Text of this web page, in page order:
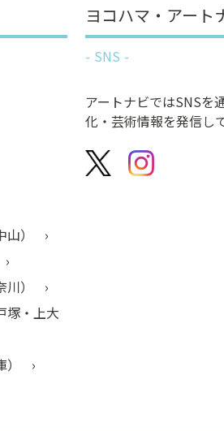
）
）
塚・上大
ヨコハマ・アート
SNS
アートナビではSNSを
化・芸術情報を発信し